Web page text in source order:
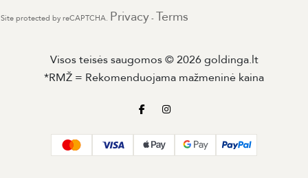
Site protected by reCAPTCHA. Privacy - Terms
Visos teisės saugomos © 2026 goldinga.lt
*RMŽ = Rekomenduojama mažmeninė kaina